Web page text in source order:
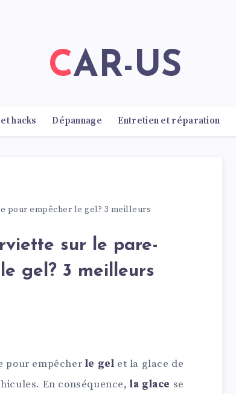
CAR-US
hacks Dépannage Entretien et réparation
pour empêcher le gel? 3 meilleurs
sur le pare-
gel? 3 meilleurs
pour empêcher le gel et la glace de
En conséquence,la glace se